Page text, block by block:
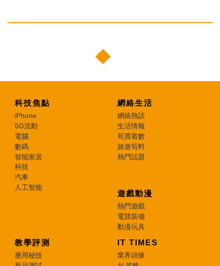
科技焦點
iPhone
5G流動
電腦
數碼
智能家居
科技
汽車
人工智能
網絡生活
網絡熱話
生活情報
筍買着數
旅遊筍料
熱門話題
遊戲動漫
熱門遊戲
電競裝備
動漫玩具
教學評測
應用秘技
IT TIMES
業界頭條